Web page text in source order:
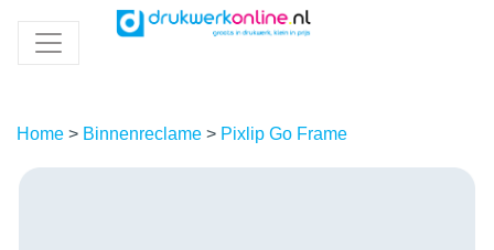
Home > Binnenreclame > Pixlip Go Frame